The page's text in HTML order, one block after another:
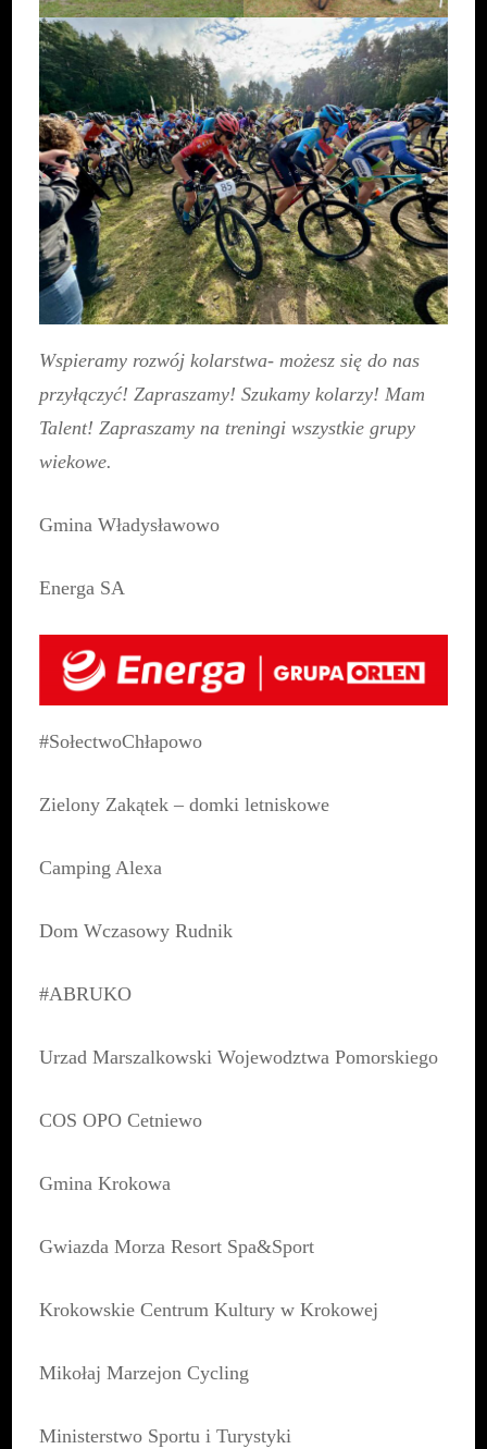
Wspieramy rozwój kolarstwa- możesz się do nas
przyłączyć! Zapraszamy! Szukamy kolarzy! Mam
Talent! Zapraszamy na treningi wszystkie grupy
wiekowe.
Gmina Władysławowo
Energa SA
#SołectwoChłapowo
Zielony Zakątek – domki letniskowe
Camping Alexa
Dom Wczasowy Rudnik
#ABRUKO
Urzad Marszalkowski Wojewodztwa Pomorskiego
COS OPO Cetniewo
Gmina Krokowa
Gwiazda Morza Resort Spa&Sport
Krokowskie Centrum Kultury w Krokowej
Mikołaj Marzejon Cycling
Ministerstwo Sportu i Turystyki